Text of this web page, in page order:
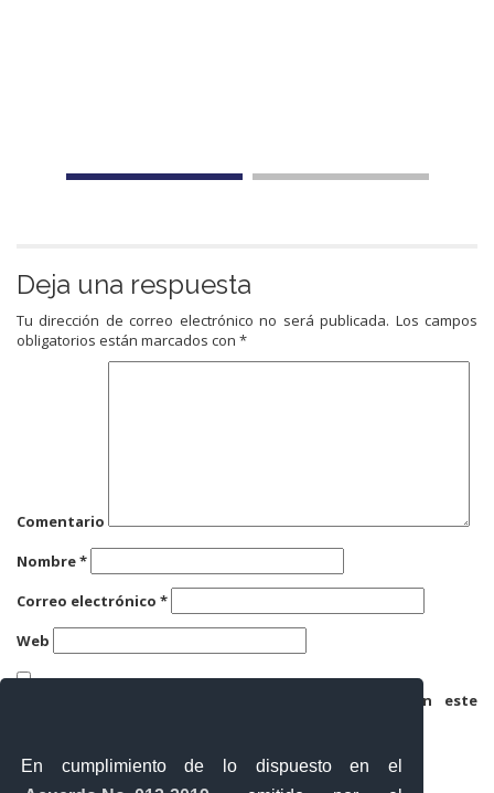
En cumplimiento de lo dispuesto en el
Deja una respuesta
Tu dirección de correo electrónico no será publicada. Los campos
obligatorios están marcados con *
Comentario
Nombre*
Correo electrónico *
Web
Guarda mi nombre, correo electrónico y web en este